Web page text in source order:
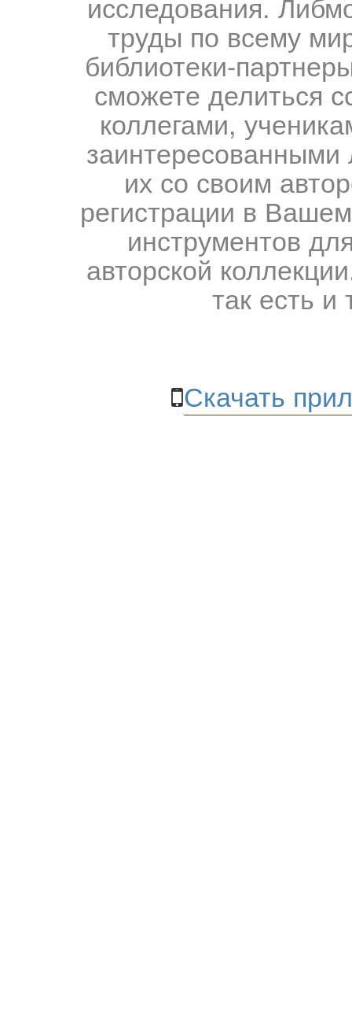
труды по всему
библиотеки-
сможете делиться
коллегами,
их со своим
регистрации в
инструментов
авторской
так есть и
Скачать